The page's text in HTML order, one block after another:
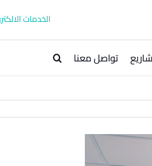
الخدمات
تواصل معنا